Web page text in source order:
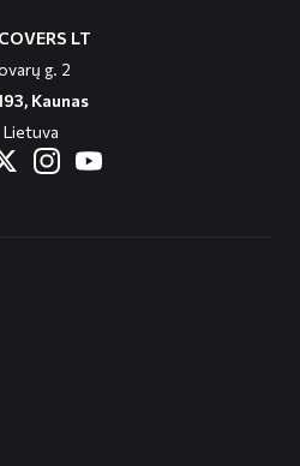
LT
g. 2
Kaunas
Lietuva